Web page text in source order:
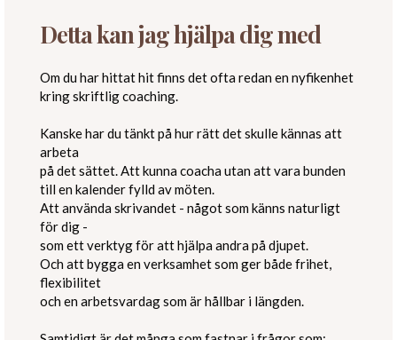
Detta kan jag hjälpa dig med
Om du har hittat hit finns det ofta redan en nyfikenhet
kring skriftlig coaching.
Kanske har du tänkt på hur rätt det skulle kännas att
arbeta
på det sättet. Att kunna coacha utan att vara bunden
till en kalender fylld av möten.
Att använda skrivandet - något som känns naturligt
för dig -
som ett verktyg för att hjälpa andra på djupet.
Och att bygga en verksamhet som ger både frihet,
flexibilitet
och en arbetsvardag som är hållbar i längden.